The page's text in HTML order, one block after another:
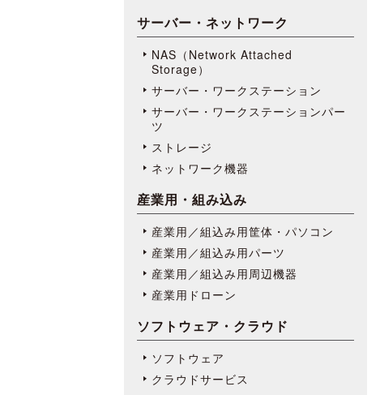
サーバー・ネットワーク
NAS（Network Attached
Storage）
サーバー・ワークステーション
サーバー・ワークステーションパー
ツ
ストレージ
ネットワーク機器
産業用・組み込み
産業用／組込み用筐体・パソコン
産業用／組込み用パーツ
産業用／組込み用周辺機器
産業用ドローン
ソフトウェア・クラウド
ソフトウェア
クラウドサービス